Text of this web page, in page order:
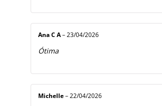
Ana C A– 23/04/2026
Ótima
Michelle – 22/04/2026